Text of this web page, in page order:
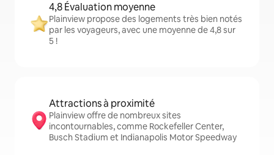
4,8 Évaluation moyenne
Plainview propose des logements très bien notés
par les voyageurs, avec une moyenne de 4,8 sur
5 !
Attractions à proximité
Plainview offre de nombreux sites
incontournables, comme Rockefeller Center,
Busch Stadium et Indianapolis Motor Speedway